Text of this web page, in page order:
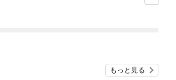
もっと見る